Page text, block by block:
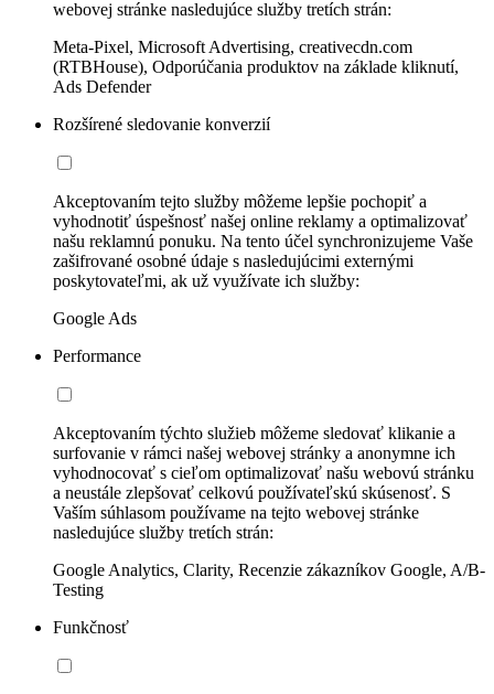
webovej stránke nasledujúce služby tretích strán:
Meta-Pixel, Microsoft Advertising, creativecdn.com
(RTBHouse), Odporúčania produktov na základe kliknutí,
Ads Defender
Rozšírené sledovanie konverzií
Akceptovaním tejto služby môžeme lepšie pochopiť a
vyhodnotiť úspešnosť našej online reklamy a optimalizovať
našu reklamnú ponuku. Na tento účel synchronizujeme Vaše
zašifrované osobné údaje s nasledujúcimi externými
poskytovateľmi, ak už využívate ich služby:
Google Ads
Performance
Akceptovaním týchto služieb môžeme sledovať klikanie a
surfovanie v rámci našej webovej stránky a anonymne ich
vyhodnocovať s cieľom optimalizovať našu webovú stránku
a neustále zlepšovať celkovú používateľskú skúsenosť. S
Vaším súhlasom používame na tejto webovej stránke
nasledujúce služby tretích strán:
Google Analytics, Clarity, Recenzie zákazníkov Google, A/B-
Testing
Funkčnosť